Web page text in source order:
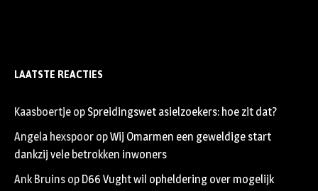
LAATSTE REACTIES
Kaasboertje op Spreidingswet asielzoekers: hoe zit dat?
Angela hexspoor opWij Omarmen een geweldige start
dankzij vele betrokken inwoners
Ank Bruins op D66 Vught wil opheldering over mogelijk